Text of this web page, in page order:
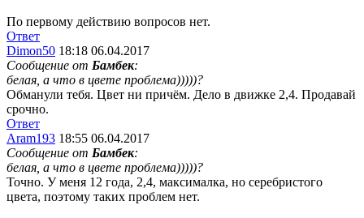
По первому действию вопросов нет.
Ответ
Dimon50 18:18 06.04.2017
Сообщение от Бамбек:
белая, а что в цвете проблема)))))?
Обманули тебя. Цвет ни причём. Дело в движке 2,4. Продавай
срочно.
Ответ
Aram193 18:55 06.04.2017
Сообщение от Бамбек:
белая, а что в цвете проблема)))))?
Точно. У меня 12 года, 2,4, максималка, но серебристого
цвета, поэтому таких проблем нет.